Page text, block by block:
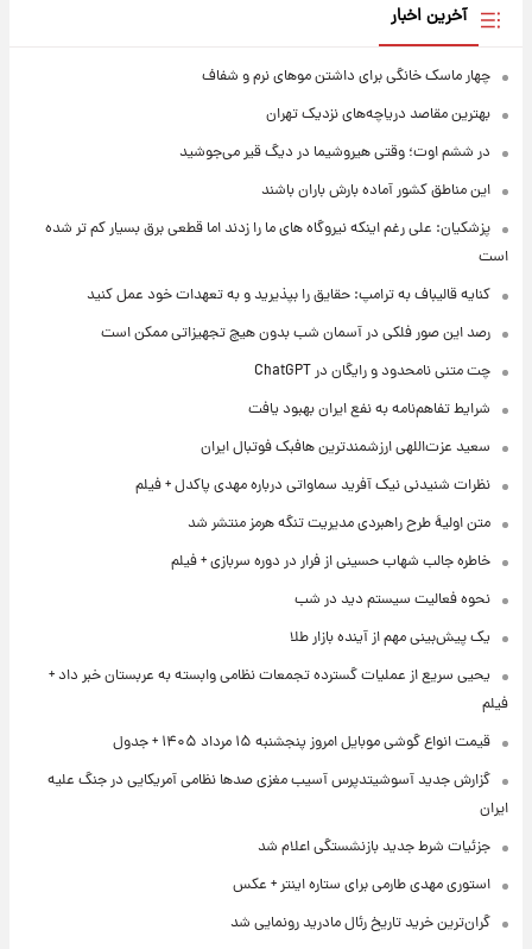
آخرین اخبار
چهار ماسک خانگی برای داشتن موهای نرم و شفاف
بهترین مقاصد دریاچه‌های نزدیک تهران
در ششم اوت؛ وقتی هیروشیما در دیگ قیر می‌جوشید
این مناطق کشور آماده بارش باران باشند
پزشکیان: علی رغم اینکه نیروگاه های ما را زدند اما قطعی برق بسیار کم تر شده
است
کنایه قالیباف به ترامپ: حقایق را بپذیرید و به تعهدات خود عمل کنید
رصد این صور فلکی در آسمان شب بدون هیچ تجهیزاتی ممکن است
چت متنی نامحدود و رایگان در ChatGPT
شرایط تفاهم‌نامه به نفع ایران بهبود یافت
سعید عزت‌اللهی ارزشمندترین هافبک فوتبال ایران
نظرات شنیدنی نیک آفرید سماواتی درباره مهدی پاکدل + فیلم
متن اولیۀ طرح راهبردی مدیریت تنگه هرمز منتشر شد
خاطره جالب شهاب حسینی از فرار در دوره سربازی + فیلم
نحوه فعالیت سیستم دید در شب
یک پیش‌بینی مهم از آینده بازار طلا
یحیی سریع از عملیات گسترده تجمعات نظامی وابسته به عربستان خبر داد +
فیلم
قیمت انواع گوشی موبایل امروز پنجشنبه ۱۵ مرداد ۱۴۰۵ + جدول
گزارش جدید آسوشیتدپرس آسیب مغزی صدها نظامی آمریکایی در جنگ علیه
ایران
جزئیات شرط جدید بازنشستگی اعلام شد
استوری مهدی طارمی برای ستاره اینتر + عکس
گران‌ترین خرید تاریخ رئال مادرید رونمایی شد